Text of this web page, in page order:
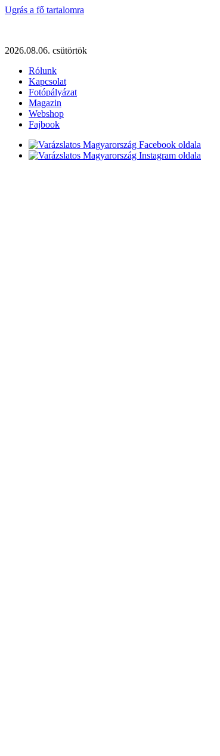
Ugrás a fő tartalomra
2026.08.06. csütörtök
Rólunk
Kapcsolat
Fotópályázat
Magazin
Webshop
Fajbook